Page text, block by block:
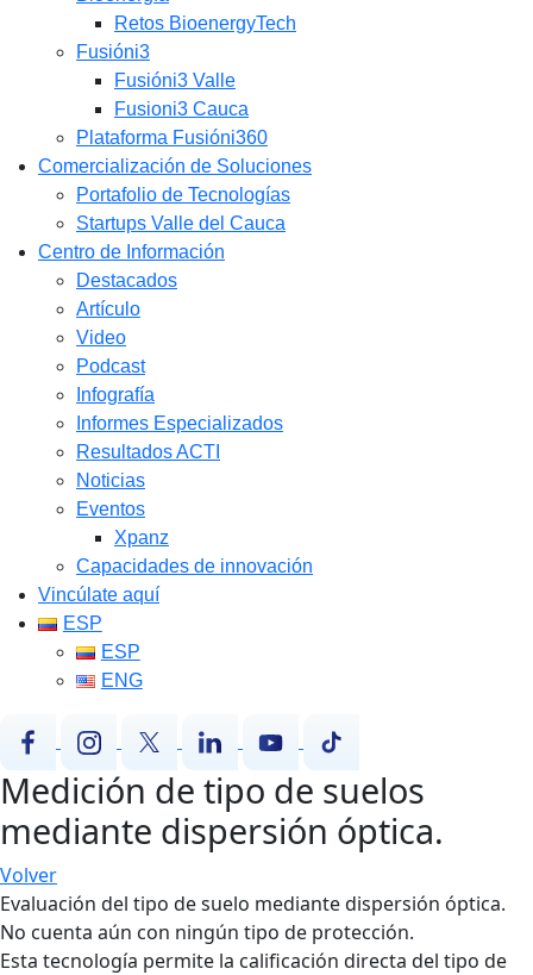
Retos BioenergyTech
Fusióni3
Fusióni3 Valle
Fusioni3 Cauca
Plataforma Fusióni360
Comercialización de Soluciones
Portafolio de Tecnologías
Startups Valle del Cauca
Centro de Información
Destacados
Artículo
Video
Podcast
Infografía
Informes Especializados
Resultados ACTI
Noticias
Eventos
Xpanz
Capacidades de innovación
Vincúlate aquí
ESP
ESP
ENG
Medición de tipo de suelos
mediante dispersión óptica.
Volver
Evaluación del tipo de suelo mediante dispersión óptica.
No cuenta aún con ningún tipo de protección.
Esta tecnología permite la calificación directa del tipo de